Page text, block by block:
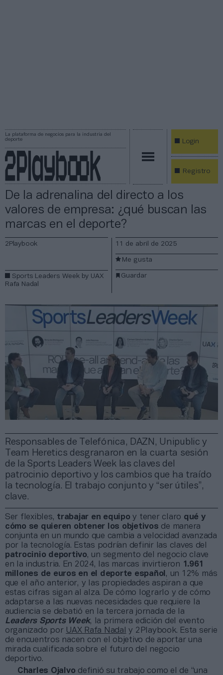
La plataforma de negocios para la industria del
deporte
Login
Registro
De la adrenalina del directo a los
valores de empresa: ¿qué buscan las
marcas en el deporte?
Responsables de Telefónica, DAZN, Unipublic y
Team Heretics desgranaron en la cuarta sesión
de la Sports Leaders Week las claves del
patrocinio deportivo y los cambios que ha traído
la tecnología. El trabajo conjunto y “ser útiles”,
clave.
2Playbook
Sports Leaders Week by UAX
Rafa Nadal
11 de abril de 2025
Guardar
Me gusta
Ser flexibles, trabajar en equipo y tener claro qué y
cómo se quieren obtener los objetivos de manera
conjunta en un mundo que cambia a velocidad avanzada
por la tecnología. Estas podrían definir las claves del
patrocinio deportivo, un segmento del negocio clave
en la industria. En 2024, las marcas invirtieron 1.961
millones de euros en el deporte español , un 12% más
que el año anterior, y las propiedades aspiran a que
estas cifras sigan al alza. De cómo lograrlo y de cómo
adaptarse a las nuevas necesidades que requiere la
audiencia se debatió en la tercera jornada de la
Leaders Sports Week, la primera edición del evento
organizado por UAX Rafa Nadal
y 2Playbook. Esta serie
de encuentros nacen con el objetivo de aportar una
mirada cualificada sobre el futuro del negocio
deportivo.
Charles Ojalvo definió su trabajo como el de “una